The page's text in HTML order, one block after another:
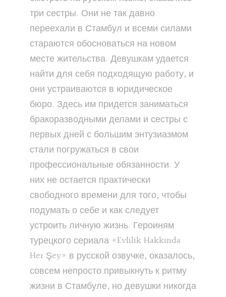
три сестры. Они не так давно
переехали в Стамбул и всеми силами
стараются обосноваться на новом
месте жительства. Девушкам удается
найти для себя подходящую работу, и
они устраиваются в юридическое
бюро. Здесь им придется заниматься
бракоразводными делами и сестры с
первых дней с большим энтузиазмом
стали погружаться в свои
профессиональные обязанности. У
них не остается практически
свободного времени для того, чтобы
подумать о себе и как следует
устроить личную жизнь. Героиням
турецкого сериала «Evlilik Hakkında
Her Şey» в русской озвучке, оказалось,
совсем непросто привыкнуть к ритму
жизни в Стамбуле, но девушки никогда